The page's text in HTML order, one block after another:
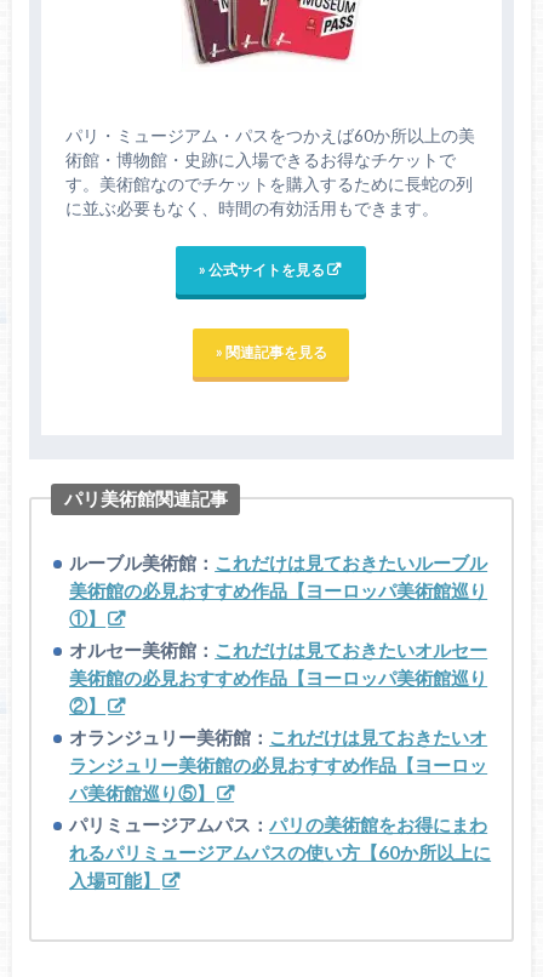
パリ・ミュージアム・パスをつかえば60か所以上の美
術館・博物館・史跡に入場できるお得なチケットで
す。美術館なのでチケットを購入するために長蛇の列
に並ぶ必要もなく、時間の有効活用もできます。
» 公式サイトを見る
» 関連記事を見る
パリ美術館関連記事
ルーブル美術館： これだけは見ておきたいルーブル
美術館の必見おすすめ作品【ヨーロッパ美術館巡り
①】
オルセー美術館： これだけは見ておきたいオルセー
美術館の必見おすすめ作品【ヨーロッパ美術館巡り
②】
オランジュリー美術館： これだけは見ておきたいオ
ランジュリー美術館の必見おすすめ作品【ヨーロッ
パ美術館巡り⑤】
パリミュージアムパス：パリの美術館をお得にまわ
れるパリミュージアムパスの使い方【60か所以上に
入場可能】